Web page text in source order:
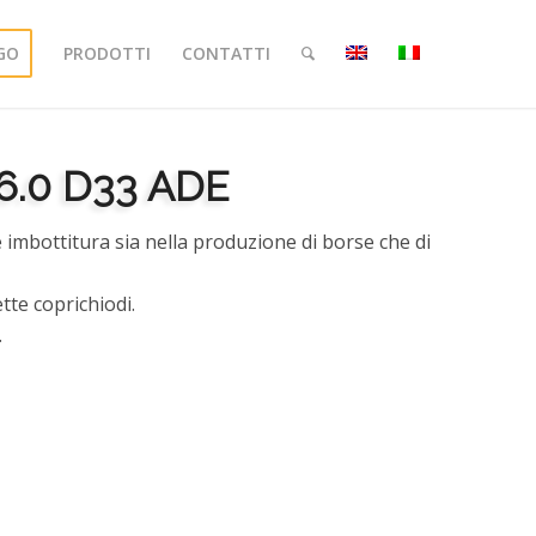
PRODOTTI CONTATTI
D33 ADE
imbottitura sia nella produzione di borse che di
coprichiodi.